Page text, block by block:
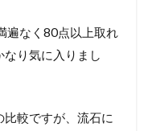
遍なく80点以上取れ
り気に入りまし
較ですが、流石に